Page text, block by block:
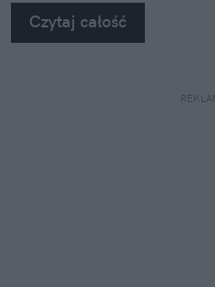
Czytaj całość